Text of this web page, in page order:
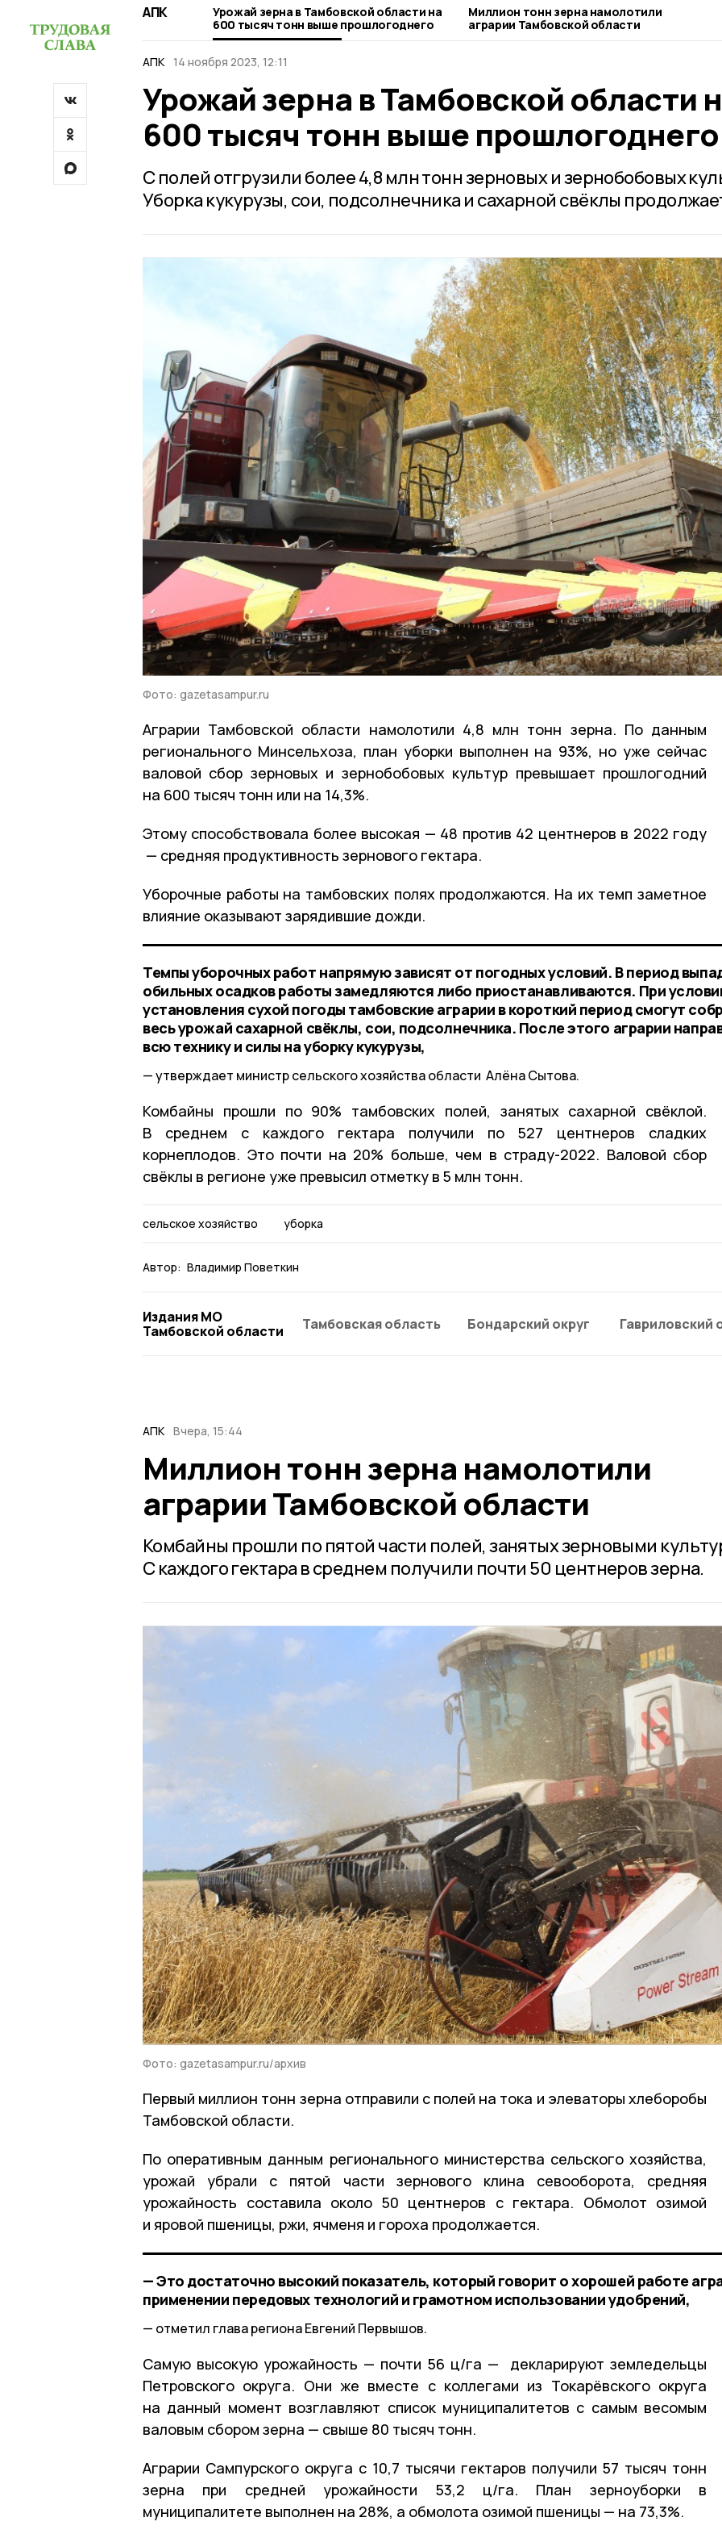
АПК
Урожай зерна в Тамбовской области на
600 тысяч тонн выше прошлогоднего
Миллион тонн зерна намолотили
аграрии Тамбовской области
АПК 14 ноября 2023, 12:11
Урожай зерна в Тамбовской области
600 тысяч тонн выше прошлогоднего
С полей отгрузили более 4,8 млн тонн зерновых и зернобобовых
Уборка кукурузы, сои, подсолнечника и сахарной свёклы
Фото: gazetasampur.ru
Аграрии Тамбовской области намолотили 4,8 млн тонн зерна. По данным
регионального Минсельхоза, план уборки выполнен на 93%, но уже сейчас
валовой сбор зерновых и зернобобовых культур превышает прошлогодний
на 600 тысяч тонн или на 14,3%.
Этому способствовала более высокая — 48 против 42 центнеров в 2022 году
— средняя продуктивность зернового гектара.
Уборочные работы на тамбовских полях продолжаются. На их темп заметное
влияние оказывают зарядившие дожди.
Темпы уборочных работ напрямую зависят от погодных условий. В период
обильных осадков работы замедляются либо приостанавливаются. При
установления сухой погоды тамбовские аграрии в короткий период смогут
весь урожай сахарной свëклы, сои, подсолнечника. После этого аграрии
всю технику и силы на уборку кукурузы,
утверждает министр сельского хозяйства области Алëна Сытова.
Комбайны прошли по 90% тамбовских полей, занятых сахарной свёклой.
В среднем с каждого гектара получили по 527 центнеров сладких
корнеплодов. Это почти на 20% больше, чем в страду-2022. Валовой сбор
свёклы в регионе уже превысил отметку в 5 млн тонн.
сельское хозяйство уборка
Автор: Владимир Поветкин
Издания МО
Тамбовской области
Тамбовская область Бондарский округ Гавриловский
АПК Вчера, 15:44
Миллион тонн зерна намолотили
аграрии Тамбовской области
Комбайны прошли по пятой части полей, занятых зерновыми
С каждого гектара в среднем получили почти 50 центнеров зерна.
Фото: gazetasampur.ru/архив
Первый миллион тонн зерна отправили с полей на тока и элеваторы хлеборобы
Тамбовской области.
По оперативным данным регионального министерства сельского хозяйства,
урожай убрали с пятой части зернового клина севооборота, средняя
урожайность составила около 50 центнеров с гектара. Обмолот озимой
и яровой пшеницы, ржи, ячменя и гороха продолжается.
— Это достаточно высокий показатель, который говорит о хорошей работе
применении передовых технологий и грамотном использовании удобрений,
отметил глава региона Евгений Первышов.
Самую высокую урожайность — почти 56 ц/га — декларируют земледельцы
Петровского округа. Они же вместе с коллегами из Токарёвского округа
на данный момент возглавляют список муниципалитетов с самым весомым
валовым сбором зерна — свыше 80 тысяч тонн.
Аграрии Сампурского округа с 10,7 тысячи гектаров получили 57 тысяч тонн
зерна при средней урожайности 53,2 ц/га. План зерноуборки в
муниципалитете выполнен на 28%, а обмолота озимой пшеницы — на 73,3%.